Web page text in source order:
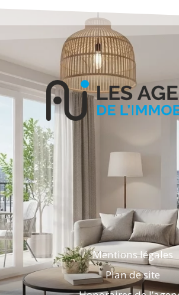
Mentions légales
Plan de site